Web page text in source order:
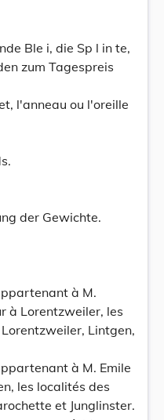
Ble i, die Sp l in te,
zum Tagespreis
l'anneau ou l'oreille
der Gewichte.
à M.
à Lorentzweiler, les
Lintgen,
à M. Emile
les localités des
et Junglinster.